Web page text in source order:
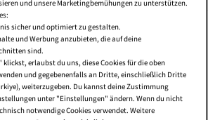
Tunika Blusen
Viskose Tuniken
Langarm Tuniken
Tunikakleider
Tunika 42
Lange Hemdblusen
Maxi Bluse
und unsere Marketingbemühungen zu unterstützen.
sicher und optimiert zu gestalten.
und Werbung anzubieten, die auf deine
sind.
klickst, erlaubst du uns, diese Cookies für die oben
und gegebenenfalls an Dritte, einschließlich Dritte
weiterzugeben. Du kannst deine Zustimmung
unter "Einstellungen" ändern. Wenn du nicht
notwendige Cookies verwendet. Weitere